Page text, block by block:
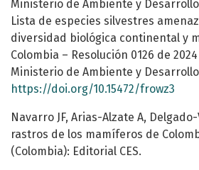
Ministerio de Ambiente y
Lista de especies silvestres
diversidad biológica continental y
Colombia – Resolución 0126 de
Ministerio de Ambiente y
https://doi.org/10.15472/frowz3
Navarro JF, Arias-Alzate A, Delgado-
rastros de los mamíferos de
(Colombia): Editorial CES.